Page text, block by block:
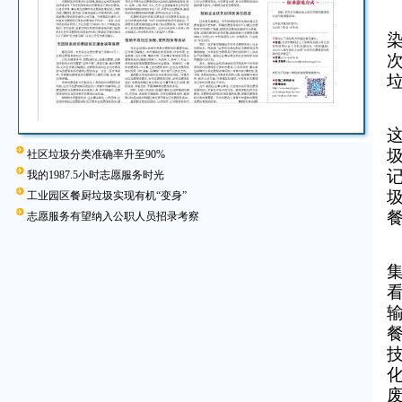
社区垃圾分类准确率升至90%
我的1987.5小时志愿服务时光
工业园区餐厨垃圾实现有机“变身”
志愿服务有望纳入公职人员招录考察